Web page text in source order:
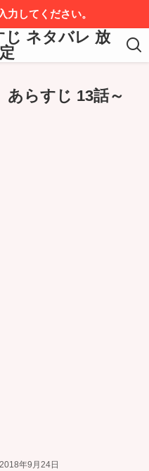
力してください。
じ ネタバレ 放
あらすじ 13話～
2018年9月24日